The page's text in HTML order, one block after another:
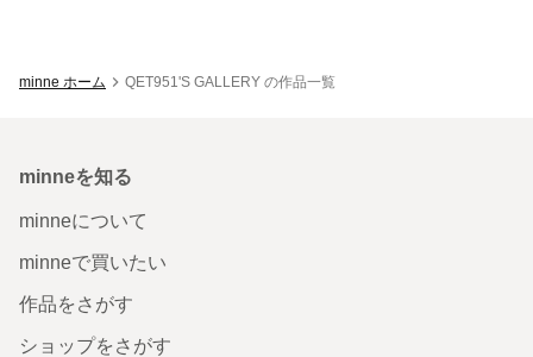
minne ホーム QET951'S GALLERY の作品一覧
minneを知る
minneについて
minneで買いたい
作品をさがす
ショップをさがす